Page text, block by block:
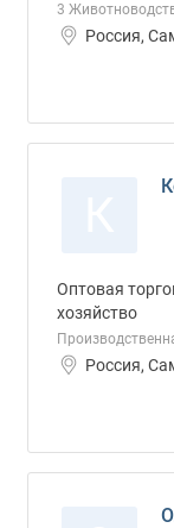
3
Россия,
Оптовая
хозяйство
Россия,